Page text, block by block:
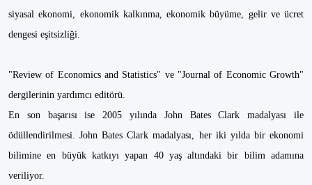
siyasal ekonomi, ekonomik kalkınma, ekonomik büyüme, gelir ve ücret
dengesi eşitsizliği.
"Review of Economics and Statistics" ve "Journal of Economic Growth"
dergilerinin yardımcı editörü.
En son başarısı ise 2005 yılında John Bates Clark madalyası ile
ödüllendirilmesi. John Bates Clark madalyası, her iki yılda bir ekonomi
bilimine en büyük katkıyı yapan 40 yaş altındaki bir bilim adamına
veriliyor.